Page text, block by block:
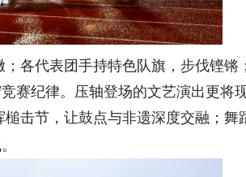
各代表团手持特色队旗，步伐铿锵
赛纪律。压轴登场的文艺演出更将
击节，让鼓点与非遗深度交融；舞